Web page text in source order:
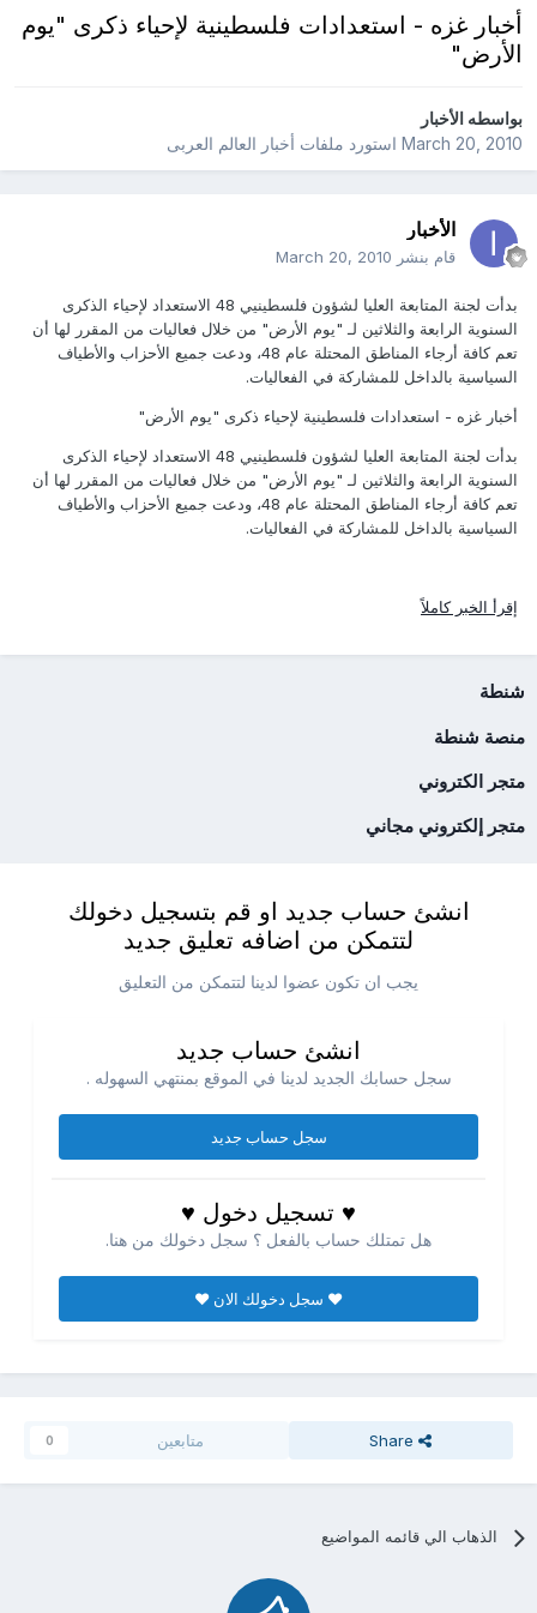
أخبار غزه - استعدادات فلسطينية لإحياء ذكرى "يوم
الأرض"
بواسطهالأخبار
March 20, 2010استورد ملفات أخبار العالم العربى
الأخبار
قام بنشر March 20, 2010
بدأت لجنة المتابعة العليا لشؤون فلسطينيي 48 الاستعداد لإحياء الذكرى
السنوية الرابعة والثلاثين لـ "يوم الأرض" من خلال فعاليات من المقرر لها أن
تعم كافة أرجاء المناطق المحتلة عام 48، ودعت جميع الأحزاب والأطياف
السياسية بالداخل للمشاركة في الفعاليات.
أخبار غزه - استعدادات فلسطينية لإحياء ذكرى "يوم الأرض"
بدأت لجنة المتابعة العليا لشؤون فلسطينيي 48 الاستعداد لإحياء الذكرى
السنوية الرابعة والثلاثين لـ "يوم الأرض" من خلال فعاليات من المقرر لها أن
تعم كافة أرجاء المناطق المحتلة عام 48، ودعت جميع الأحزاب والأطياف
السياسية بالداخل للمشاركة في الفعاليات.
إقرأ الخبر كاملاً
شنطة
منصة شنطة
متجر الكتروني
متجر إلكتروني مجاني
انشئ حساب جديد او قم بتسجيل دخولك
لتتمكن من اضافه تعليق جديد
يجب ان تكون عضوا لدينا لتتمكن من التعليق
انشئ حساب جديد
سجل حسابك الجديد لدينا في الموقع بمنتهي السهوله .
سجل حساب جديد
♥ تسجيل دخول ♥
هل تمتلك حساب بالفعل ؟ سجل دخولك من هنا.
♥ سجل دخولك الان ♥
Share متابعين 0
الذهاب الي قائمه المواضيع